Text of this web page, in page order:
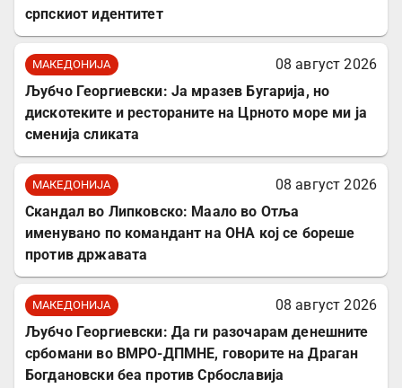
српскиот идентитет
МАКЕДОНИЈА
08 август 2026
Љубчо Георгиевски: Ја мразев Бугарија, но
дискотеките и рестораните на Црното море ми ја
сменија сликата
МАКЕДОНИЈА
08 август 2026
Скандал во Липковско: Маало во Отља
именувано по командант на ОНА кој се бореше
против државата
МАКЕДОНИЈА
08 август 2026
Љубчо Георгиевски: Да ги разочарам денешните
србомани во ВМРО-ДПМНЕ, говорите на Драган
Богдановски беа против Србославија